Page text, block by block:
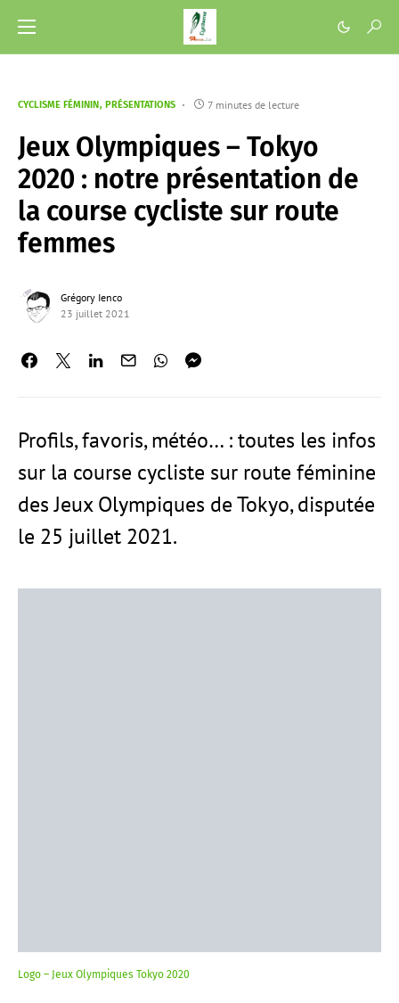
CYCLISME FÉMININ PRÉSENTATIONS 7 minutes de lecture
Jeux Olympiques – Tokyo
2020 : notre présentation de
la course cycliste sur route
femmes
Grégory Ienco
23 juillet 2021
Profils, favoris, météo… : toutes les infos
sur la course cycliste sur route féminine
des Jeux Olympiques de Tokyo, disputée
le 25 juillet 2021.
Logo – Jeux Olympiques Tokyo 2020